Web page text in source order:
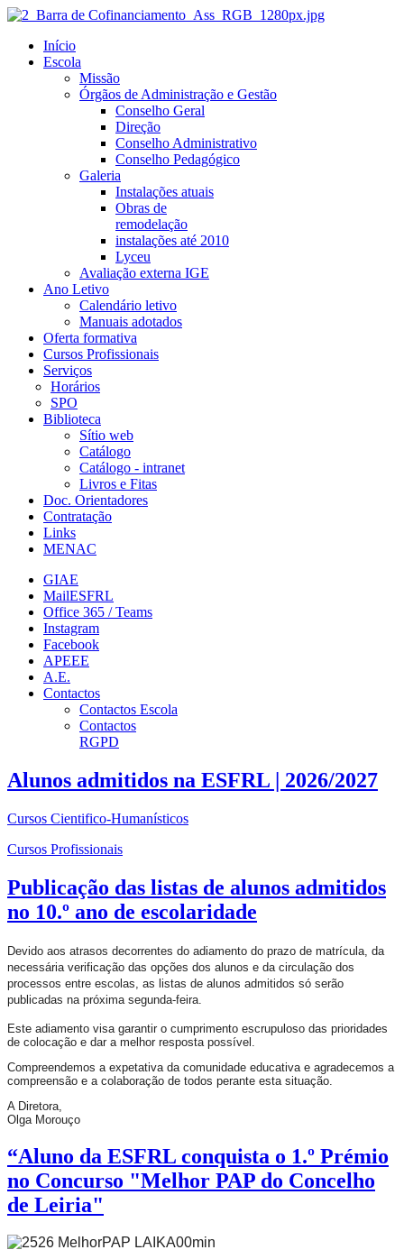
Início
Escola
Missão
Órgãos de Administração e Gestão
Conselho Geral
Direção
Conselho Administrativo
Conselho Pedagógico
Galeria
Instalações atuais
Obras de
remodelação
instalações até 2010
Lyceu
Avaliação externa IGE
Ano Letivo
Calendário letivo
Manuais adotados
Oferta formativa
Cursos Profissionais
Serviços
Horários
SPO
Biblioteca
Sítio web
Catálogo
Catálogo - intranet
Livros e Fitas
Doc. Orientadores
Contratação
Links
MENAC
GIAE
MailESFRL
Office 365 / Teams
Instagram
Facebook
APEEE
A.E.
Contactos
Contactos Escola
Contactos
RGPD
Alunos admitidos na ESFRL | 2026/2027
Cursos Cientifico-Humanísticos
Cursos Profissionais
Publicação das listas de alunos admitidos
no 10.º ano de escolaridade
Devido aos atrasos decorrentes do adiamento do prazo de matrícula, da
necessária verificação das opções dos alunos e da circulação dos
processos entre escolas, as listas de alunos admitidos só serão
publicadas na próxima segunda-feira.
Este adiamento visa garantir o cumprimento escrupuloso das prioridades
de colocação e dar a melhor resposta possível.
Compreendemos a expetativa da comunidade educativa e agradecemos a
compreensão e a colaboração de todos perante esta situação.
A Diretora,
Olga Morouço
“Aluno da ESFRL conquista o 1.º Prémio
no Concurso "Melhor PAP do Concelho
de Leiria"